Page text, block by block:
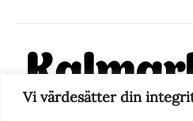
Vi värdesätter din
KalmarPosten är en modern